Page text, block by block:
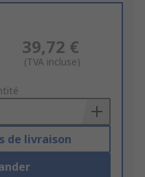
39,72 €
(TVA incluse)
de livraison